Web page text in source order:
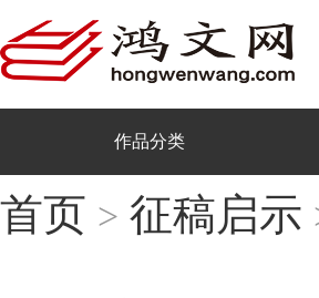
作品分类
首页 > 征稿启示